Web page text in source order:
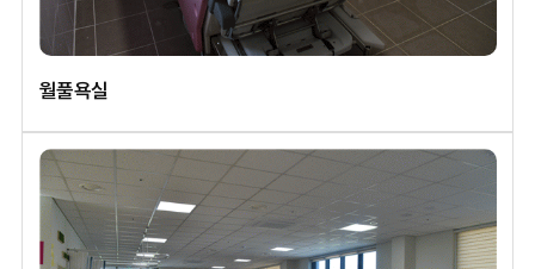
월풀욕실